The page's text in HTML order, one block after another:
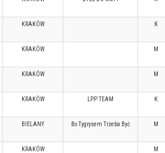
KRAKÓW K
KRAKÓW M
KRAKÓW M
KRAKÓW LPP TEAM K
BIELANY Bo Tygrysem Trzeba Być M
KRAKÓW M